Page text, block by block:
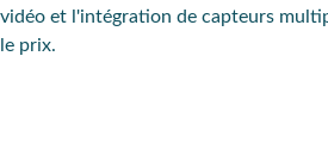
vidéo et l'intégration de capteurs
le prix.